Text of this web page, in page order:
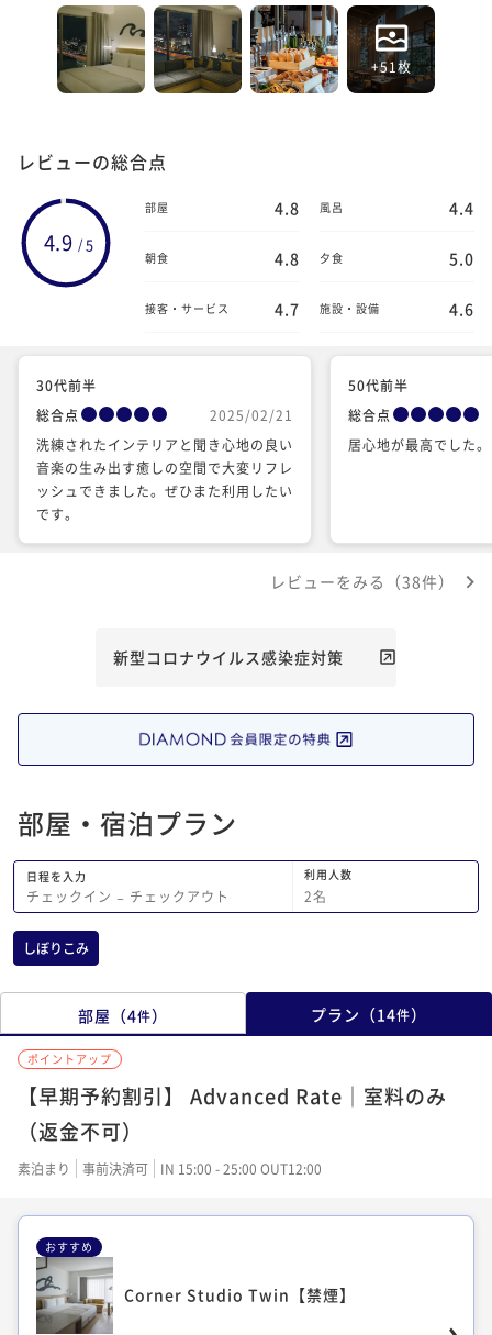
+51枚
レビューの総合点
4.9 /5
部屋 4.8 風呂 4.4
朝食 4.8 夕食 5.0
接客・サービス 4.7 施設・設備 4.6
30代前半
総合点
2025/02/21
洗練されたインテリアと聞き心地の良い
音楽の生み出す癒しの空間で大変リフレ
ッシュできました。ぜひまた利用したい
です。
50代前半
総合点
居心地が最高でした。
レビューをみる（38件）
新型コロナウイルス感染症対策
部屋・宿泊プラン
日程を入力
チェックイン − チェックアウト
利用人数
2名
しぼりこみ
部屋 （4件） プラン （14件）
ポイントアップ
【早期予約割引】 Advanced Rate｜室料のみ
（返金不可）
素泊まり 事前決済可 IN 15:00 - 25:00 OUT12:00
おすすめ
Corner Studio Twin【禁煙】